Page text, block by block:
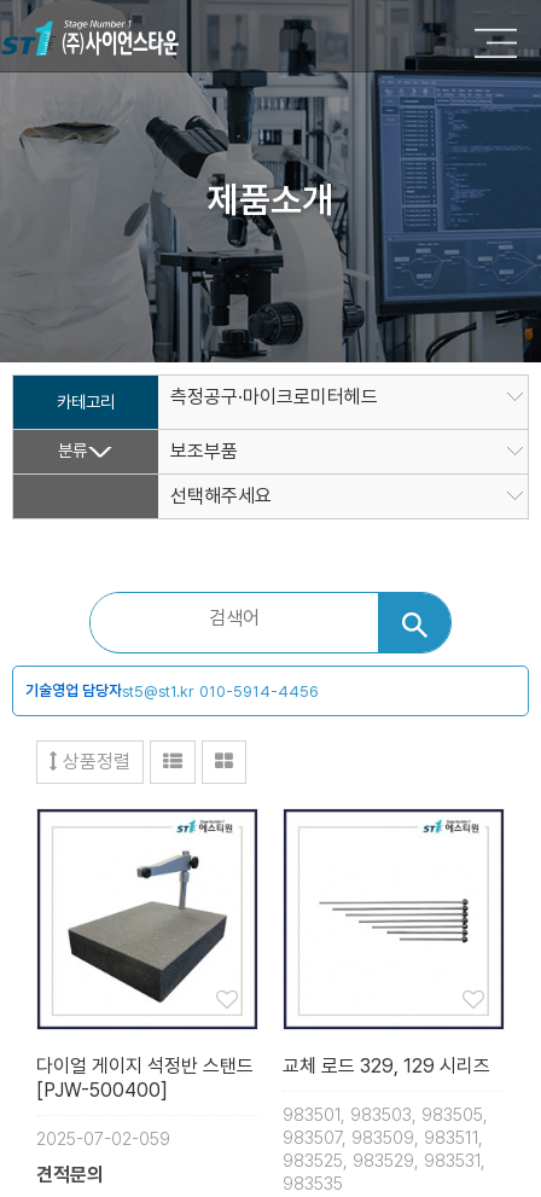
제품소개
카테고리 측정공구·마이크로미터헤드
분류
보조부품
선택해주세요
기술영업 담당자st5@st1.kr 010-5914-4456
상품정렬
다이얼 게이지 석정반 스탠드
[PJW-500400]
2025-07-02-059
견적문의
교체 로드 329, 129 시리즈
983501, 983503, 983505,
983507, 983509, 983511,
983525, 983529, 983531,
983535